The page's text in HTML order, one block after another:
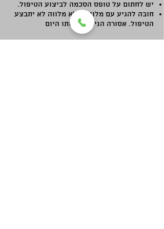
יש לחתום על טופס הסכמה לביצוע הטיפול.
חובה להגיע עם מלווה, ללא מלווה לא יתבצע
הטיפול. אסורה הניהגה באותו היום